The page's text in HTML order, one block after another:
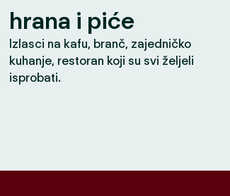
hrana i piće
Izlasci na kafu, branč, zajedničko
kuhanje, restoran koji su svi željeli
isprobati.